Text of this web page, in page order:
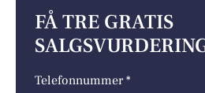
FÅ TRE GRATIS
Telefonnummer *